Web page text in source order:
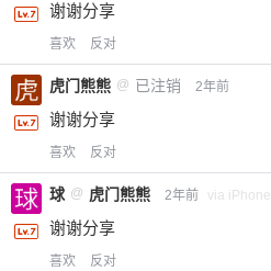
谢谢分享
喜欢 反对
虎门熊熊 @ 已注销 2年前
谢谢分享
喜欢 反对
球 @ 虎门熊熊 2年前 via iPhone
谢谢分享
喜欢 反对